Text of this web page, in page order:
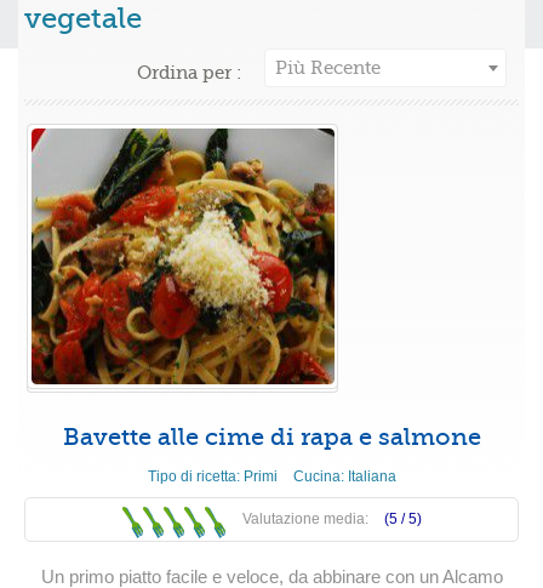
vegetale
Ordina per : Più Recente
Bavette alle cime di rapa e salmone
Tipo di ricetta: Primi Cucina: Italiana
Valutazione media: (5 /5)
Un primo piatto facile e veloce, da abbinare con un Alcamo